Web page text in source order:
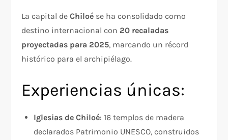
La capital deChiloé se ha consolidado como
destino internacional con 20 recaladas
proyectadas para 2025, marcando un récord
histórico para el archipiélago.
Experiencias únicas:
Iglesias de Chiloé: 16 templos de madera
declarados Patrimonio UNESCO, construidos